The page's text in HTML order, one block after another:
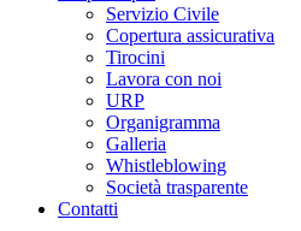
Servizio Civile
Copertura assicurativa
Tirocini
Lavora con noi
URP
Organigramma
Galleria
Whistleblowing
Società trasparente
Contatti